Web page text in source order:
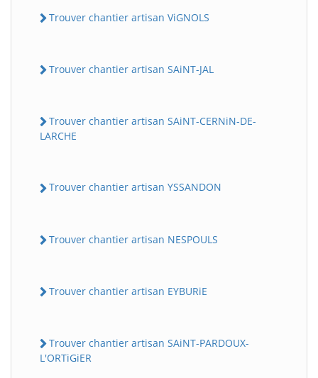
Trouver chantier artisan ViGNOLS
Trouver chantier artisan SAiNT-JAL
Trouver chantier artisan SAiNT-CERNiN-DE-
LARCHE
Trouver chantier artisan YSSANDON
Trouver chantier artisan NESPOULS
Trouver chantier artisan EYBURiE
Trouver chantier artisan SAiNT-PARDOUX-
L'ORTiGiER